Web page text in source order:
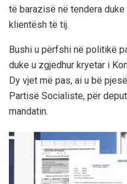
të barazisë në tendera
klientësh të tij.
Bushi u përfshi në politikë
duke u zgjedhur kryetar i
Dy vjet më pas, ai u bë
Partisë Socialiste, për
mandatin.